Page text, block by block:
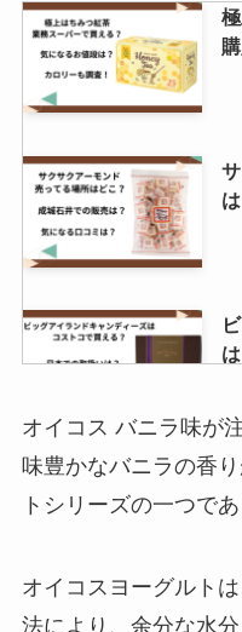
オイコス バニラ味が
味豊かなバニラの香
トシリーズの一つであ
オイコスヨーグルト
法により、余分な水